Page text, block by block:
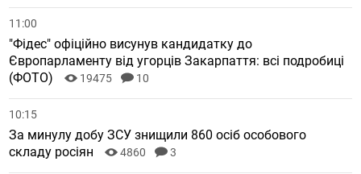
11:00
"Фідес" офіційно висунув кандидатку до
Європарламенту від угорців Закарпаття: всі подробиці
(ФОТО)
19475 10
10:15
За минулу добу ЗСУ знищили 860 осіб особового
складу росіян
4860 3